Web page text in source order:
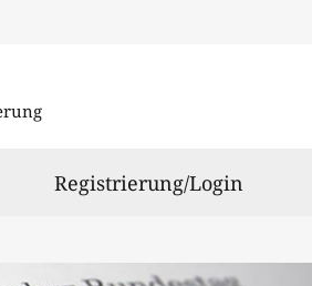
Registrierung/Login